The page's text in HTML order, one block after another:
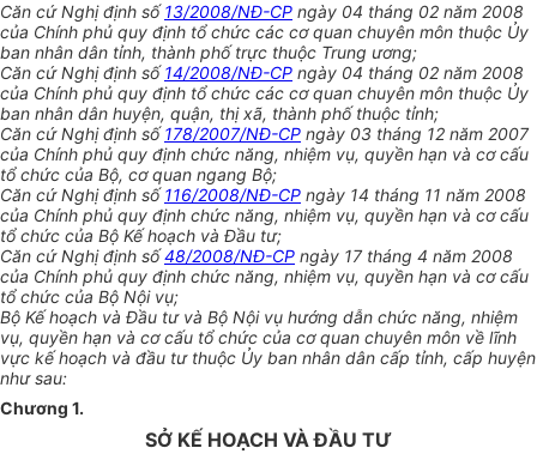
Căn cứ Nghị định số13/2008/NĐ-CP ngày 04 tháng 02 năm 2008
của Chính phủ quy định tổ chức các cơ quan chuyên môn thuộc Ủy
ban nhân dân tỉnh, thành phố trực thuộc Trung ương;
Căn cứ Nghị định số14/2008/NĐ-CP ngày 04 tháng 02 năm 2008
của Chính phủ quy định tổ chức các cơ quan chuyên môn thuộc Ủy
ban nhân dân huyện, quận, thị xã, thành phố thuộc tỉnh;
Căn cứ Nghị định số178/2007/NĐ-CP ngày 03 tháng 12 năm 2007
của Chính phủ quy định chức năng, nhiệm vụ, quyền hạn và cơ cấu
tổ chức của Bộ, cơ quan ngang Bộ;
Căn cứ Nghị định số116/2008/NĐ-CP ngày 14 tháng 11 năm 2008
của Chính phủ quy định chức năng, nhiệm vụ, quyền hạn và cơ cấu
tổ chức của Bộ Kế hoạch và Đầu tư;
Căn cứ Nghị định số48/2008/NĐ-CP ngày 17 tháng 4 năm 2008
của Chính phủ quy định chức năng, nhiệm vụ, quyền hạn và cơ cấu
tổ chức của Bộ Nội vụ;
Bộ Kế hoạch và Đầu tư và Bộ Nội vụ hướng dẫn chức năng, nhiệm
vụ, quyền hạn và cơ cấu tổ chức của cơ quan chuyên môn về lĩnh
vực kế hoạch và đầu tư thuộc Ủy ban nhân dân cấp tỉnh, cấp huyện
như sau:
Chương 1.
SỞ KẾ HOẠCH VÀ ĐẦU TƯ